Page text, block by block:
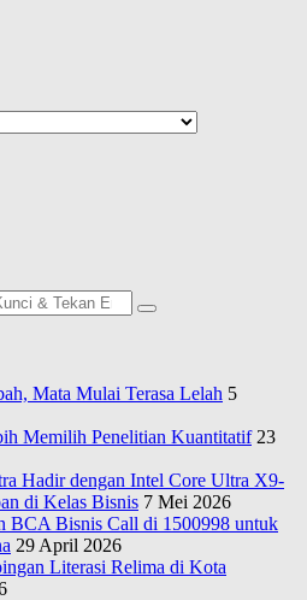
Mata Mulai Terasa Lelah 5
Memilih Penelitian Kuantitatif 23
Hadir dengan Intel Core Ultra X9-
di Kelas Bisnis 7 Mei 2026
BCA Bisnis Call di 1500998 untuk
29 April 2026
Literasi Relima di Kota